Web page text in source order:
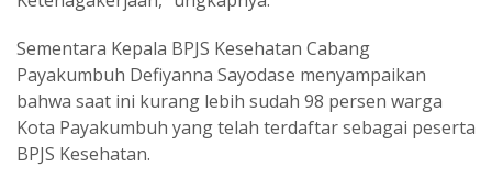
Sementara Kepala BPJS Kesehatan Cabang
Payakumbuh Defiyanna Sayodase menyampaikan
bahwa saat ini kurang lebih sudah 98 persen warga
Kota Payakumbuh yang telah terdaftar sebagai peserta
BPJS Kesehatan.